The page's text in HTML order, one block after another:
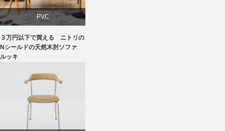
PVC
ソファ
ニトリ
３万円以下で買える ニトリの
Nシールドの天然木肘ソファ
ルッキ